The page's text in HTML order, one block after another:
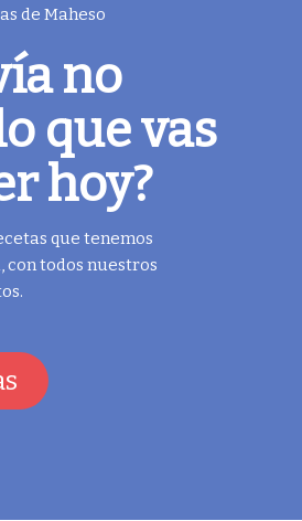
de Maheso
no
que vas
hoy?
que tenemos
todos nuestros